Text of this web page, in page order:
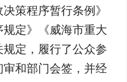
策程序暂行条例》
规定》《威海市重大
定，履行了公众参
和部门会签，并经